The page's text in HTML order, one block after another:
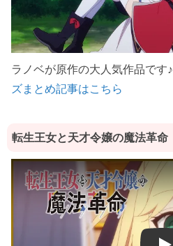
ラノベが原作の大人気作品です♪
ズまとめ記事はこちら
転生王女と天才令嬢の魔法革命